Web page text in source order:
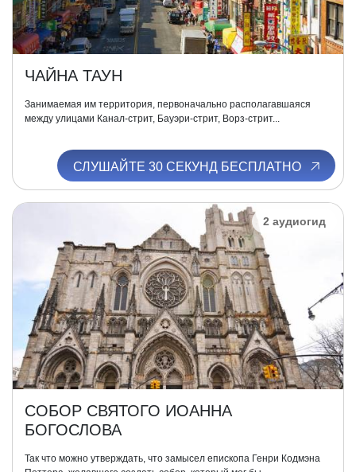
ЧАЙНА ТАУН
Занимаемая им территория, первоначально располагавшаяся
между улицами Канал-стрит, Бауэри-стрит, Ворз-стрит...
СЛУШАЙТЕ 30 СЕКУНД БЕСПЛАТНО
2 аудиогид
СОБОР СВЯТОГО ИОАННА
БОГОСЛОВА
Так что можно утверждать, что замысел епископа Генри Кодмэна